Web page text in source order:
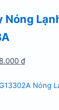
Nóng
₫Giá
tại